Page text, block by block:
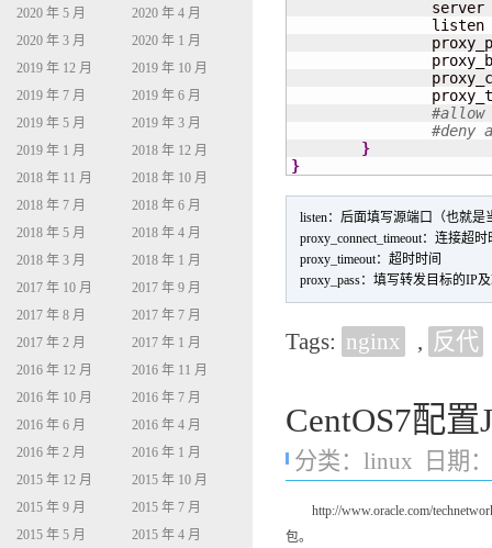
                server
                listen
#allow
#deny
}
}
listen：后面填写源端口（也就
proxy_connect_timeout：连接超时
proxy_timeout：超时时间
proxy_pass：填写转发目标的IP
Tags: nginx , 反代
CentOS7配
分类： linux 日期
http://www.oracle.com/
包。
2020 年 5 月
2020 年 4 月
2020 年 3 月
2020 年 1 月
2019 年 12 月
2019 年 10 月
2019 年 7 月
2019 年 6 月
2019 年 5 月
2019 年 3 月
2019 年 1 月
2018 年 12 月
2018 年 11 月
2018 年 10 月
2018 年 7 月
2018 年 6 月
2018 年 5 月
2018 年 4 月
2018 年 3 月
2018 年 1 月
2017 年 10 月
2017 年 9 月
2017 年 8 月
2017 年 7 月
2017 年 2 月
2017 年 1 月
2016 年 12 月
2016 年 11 月
2016 年 10 月
2016 年 7 月
2016 年 6 月
2016 年 4 月
2016 年 2 月
2016 年 1 月
2015 年 12 月
2015 年 10 月
2015 年 9 月
2015 年 7 月
2015 年 5 月
2015 年 4 月